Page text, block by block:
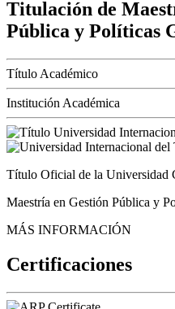
Titulación de
Pública y Políticas
Título Académico
Institución Académica
Título Oficial de la Universidad
Maestría en Gestión Pública y
MÁS INFORMACIÓN
Certificaciones